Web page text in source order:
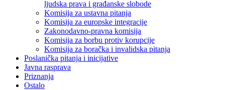
ljudska prava i građanske slobode
Komisija za ustavna pitanja
Komisija za europske integracije
Zakonodavno-pravna komisija
Komisija za borbu protiv korupcije
Komisija za boračka i invalidska pitanja
Poslanička pitanja i inicijative
Javna rasprava
Priznanja
Ostalo